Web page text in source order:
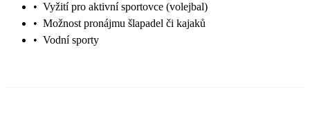
• Vyžití pro aktivní sportovce (volejbal)
• Možnost pronájmu šlapadel či kajaků
• Vodní sporty